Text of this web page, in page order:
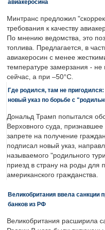
авиакеросина
Минтранс предложил
требования к качеству
По мнению ведомства, это
топлива. Предлагается, в
авиакеросин с менее
температуре замерзания - не
сейчас, а при –50°C.
Где родился, там не
новый указ по борьбе с
Дональд Трамп попытался
Верховного суда,
запрете на получение
подписал новый указ,
называемого "родильного
приезд в страну на роды для
американского гражданства.
Великобритания ввела санкции
банков из РФ
Великобритания расширила